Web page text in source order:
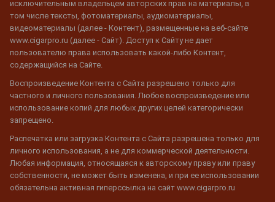
исключительным владельцем авторских прав на материалы, в
том числе тексты, фотоматериалы, аудиоматериалы,
видеоматериалы (далее - Контент), размещенные на веб-сайте
www.cigarpro.ru (далее - Сайт). Доступ к Сайту не дает
пользователю права использовать какой-либо Контент,
содержащийся на Сайте.
Воспроизведение Контента с Сайта разрешено только для
частного и личного пользования. Любое воспроизведение или
использование копий для любых других целей категорически
запрещено.
Распечатка или загрузка Контента с Сайта разрешена только для
личного использования, а не для коммерческой деятельности.
Любая информация, относящаяся к авторскому праву или праву
собственности, не может быть изменена, и при ее использовании
обязательна активная гиперссылка на сайт www.cigarpro.ru